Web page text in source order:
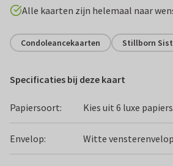
Alle kaarten zijn helemaal naar
Condoleancekaarten Stillborn
Specificaties bij deze kaart
Papiersoort: Kies uit 6 luxe
Envelop: Witte vensterenvelop